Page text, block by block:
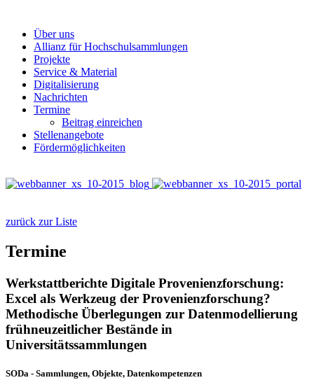
Über uns
Allianz für Hochschulsammlungen
Projekte
Service & Material
Digitalisierung
Nachrichten
Termine
Beitrag einreichen
Stellenangebote
Fördermöglichkeiten
zurück zur Liste
Termine
Werkstattberichte Digitale Provenienzforschung:
Excel als Werkzeug der Provenienzforschung?
Methodische Überlegungen zur Datenmodellierung
frühneuzeitlicher Bestände in
Universitätssammlungen
SODa - Sammlungen, Objekte, Datenkompetenzen